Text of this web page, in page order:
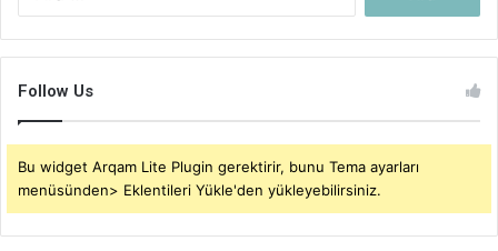
Follow Us
Bu widget Arqam Lite Plugin gerektirir, bunu Tema ayarları
menüsünden> Eklentileri Yükle'den yükleyebilirsiniz.